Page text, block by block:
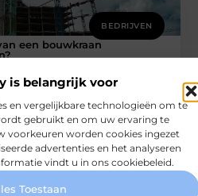
is belangrijk voor
en vergelijkbare technologieën om te
gebruikt en om uw ervaring te
voorkeuren worden cookies ingezet
advertenties en het analyseren
vindt u in ons cookiebeleid.
Toestaan
BEDRIJVEN
een bouwkraan
veiligheid en snelheid van